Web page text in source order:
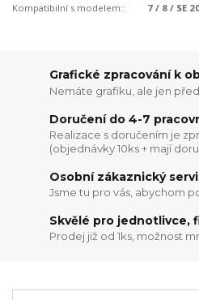
Kompatibilní s modelem::
7 / 8 / SE
Grafické zpracování k
Nemáte grafiku, ale jen
Doručení do 4-7
Realizace s doručením je
(objednávky 10ks + mají
Osobní zákaznický
Jsme tu pro vás, abychom
Skvělé pro jednotlivce,
Prodej již od 1ks, možnost